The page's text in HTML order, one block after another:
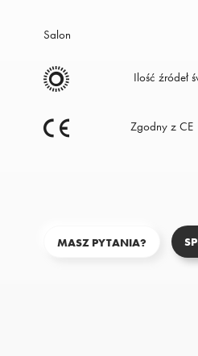
Salon
Ilość źródeł
Zgodny z CE
MASZ PYTANIA?
stronie
Polityka
Prywatności.